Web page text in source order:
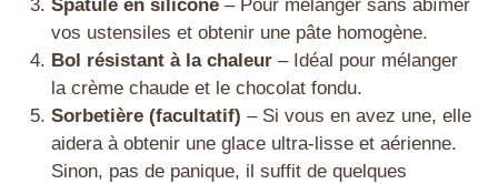
Spatule en silicone– Pour mélanger sans abîmer
vos ustensiles et obtenir une pâte homogène.
Bol résistant à la chaleur– Idéal pour mélanger
la crème chaude et le chocolat fondu.
Sorbetière (facultatif) – Si vous en avez une, elle
aidera à obtenir une glace ultra-lisse et aérienne.
Sinon, pas de panique, il suffit de quelques